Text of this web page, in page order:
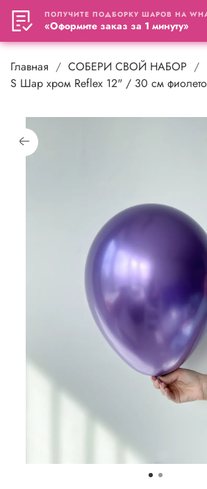
Главная СОБЕРИ СВОЙ НАБОР
S Шар хром Reflex 12" / 30 см
«Оформите заказ за 1 минуту»